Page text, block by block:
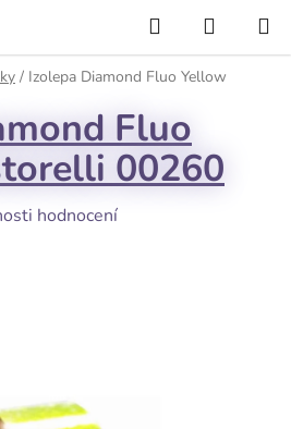
Hledat
KOŠÍK
/ Izolepa Diamond Fluo Yellow
Fluo
00260
hodnocení